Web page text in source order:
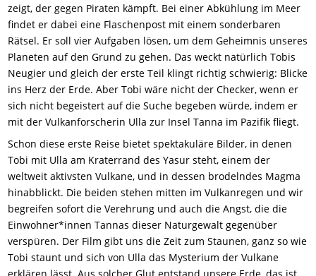
zeigt, der gegen Piraten kämpft. Bei einer Abkühlung im Meer
findet er dabei eine Flaschenpost mit einem sonderbaren
Rätsel. Er soll vier Aufgaben lösen, um dem Geheimnis unseres
Planeten auf den Grund zu gehen. Das weckt natürlich Tobis
Neugier und gleich der erste Teil klingt richtig schwierig: Blicke
ins Herz der Erde. Aber Tobi wäre nicht der Checker, wenn er
sich nicht begeistert auf die Suche begeben würde, indem er
mit der Vulkanforscherin Ulla zur Insel Tanna im Pazifik fliegt.
Schon diese erste Reise bietet spektakuläre Bilder, in denen
Tobi mit Ulla am Kraterrand des Yasur steht, einem der
weltweit aktivsten Vulkane, und in dessen brodelndes Magma
hinabblickt. Die beiden stehen mitten im Vulkanregen und wir
begreifen sofort die Verehrung und auch die Angst, die die
Einwohner*innen Tannas dieser Naturgewalt gegenüber
verspüren. Der Film gibt uns die Zeit zum Staunen, ganz so wie
Tobi staunt und sich von Ulla das Mysterium der Vulkane
erklären lässt. Aus solcher Glut entstand unsere Erde, das ist